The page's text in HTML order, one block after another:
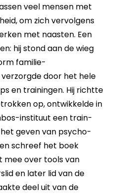
veel mensen met
om zich vervolgens
met naasten. Een
hij stond aan de wieg
familie-
door het hele
en trainingen. Hij richtte
op, ontwikkelde in
instituut een train-
geven van psycho-
schreef het boek
mee over tools van
en later lid van de
deel uit van de